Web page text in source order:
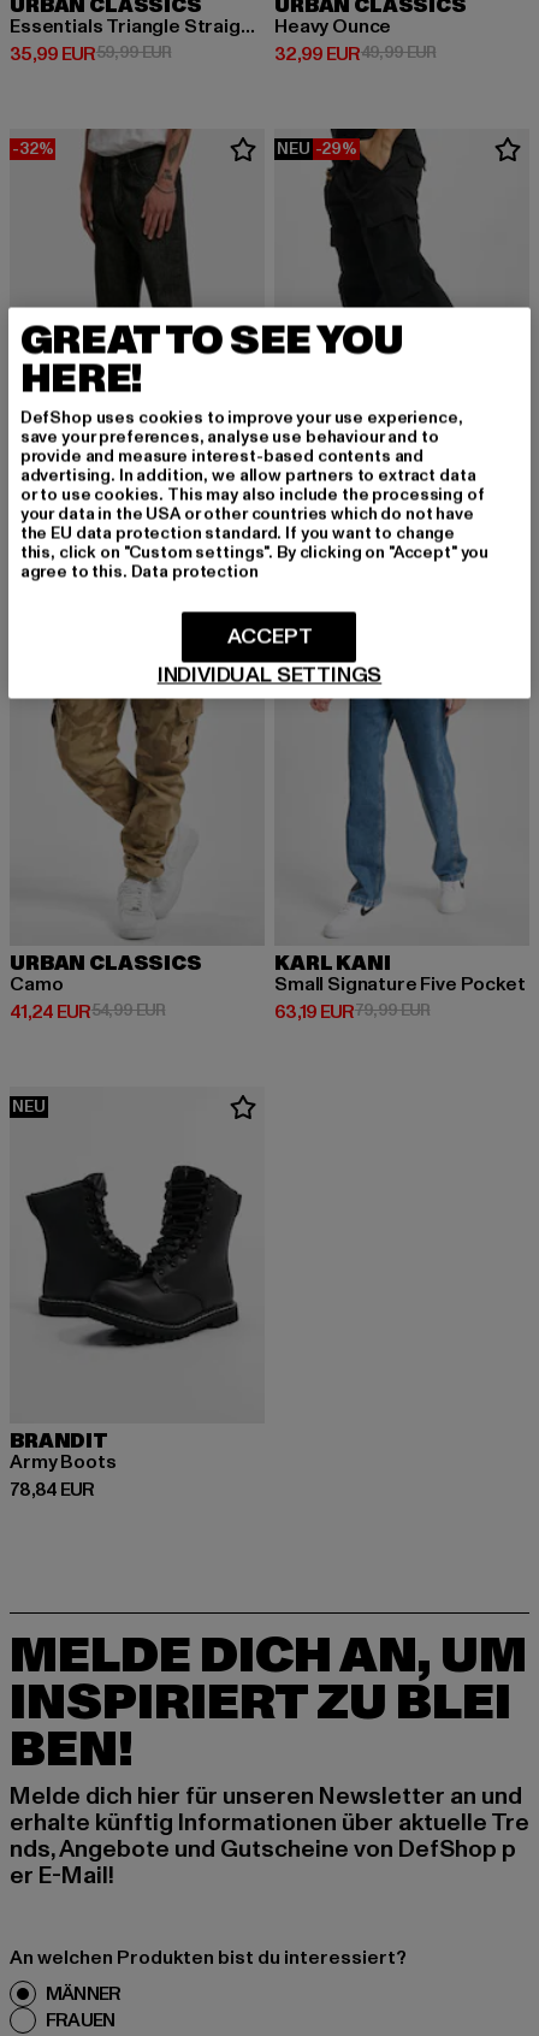
URBAN CLASSICS
Essentials Triangle Straight Fit Jeans Mid
35,99 EUR
Derzeitiger Preis: 35,99 EUR
59,99 EURAktionspreis: 59,99 EUR
URBAN CLASSICS
Heavy Ounce
32,99 EUR
Derzeitiger Preis: 32,99 EUR
49,99 EURAktionspreis:
-32%
URBAN CLASSICS
Essentials Triangle
40,79 EUR
Derzeitiger Preis: 40,79 EUR
59,99 EURAktionspreis: 59,99 EUR
NEU -29%
URBAN CLASSICS
Camouflage Cargo Pants
39,04 EUR
Derzeitiger Preis: 39,04 EUR
54,99 EURAktionspreis:
URBAN CLASSICS
Camo
41,24 EUR
Derzeitiger Preis: 41,24 EUR
54,99 EURAktionspreis: 54,99 EUR
-21%
KARL KANI
Small Signature Five Pocket
63,19 EUR
Derzeitiger Preis: 63,19 EUR
79,99 EURAktionspreis:
NEU
BRANDIT
Army Boots
78,84 EUR
Derzeitiger Preis: 78,84 EUR
MELDE DICH AN, UM
INSPIRIERT ZU BLEI
BEN!
Melde dich hier für unseren Newsletter an und
erhalte künftig Informationen über aktuelle Tre
nds, Angebote und Gutscheine von DefShop p
er E-Mail!
An welchen Produkten bist du interessiert?
MÄNNER
FRAUEN
GREAT TO SEE YOU
HERE!
DefShop uses cookies to improve your use experience,
save your preferences, analyse use behaviour and to
provide and measure interest-based contents and
advertising. In addition, we allow partners to extract data
or to use cookies. This may also include the processing of
your data in the USA or other countries which do not have
the EU data protection standard. If you want to change
this, click on "Custom settings". By clicking on "Accept" you
agree to this. Data protection
INDIVIDUAL SETTINGS
ACCEPT